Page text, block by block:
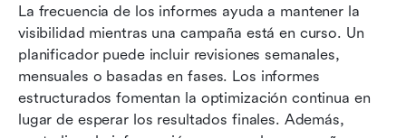
La frecuencia de los informes ayuda a mantener la
visibilidad mientras una campaña está en curso. Un
planificador puede incluir revisiones semanales,
mensuales o basadas en fases. Los informes
estructurados fomentan la optimización continua en
lugar de esperar los resultados finales. Además,